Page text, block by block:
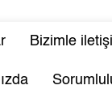
Bizimle